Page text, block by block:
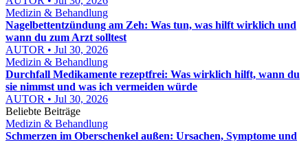
Medizin & Behandlung
Nagelbettentzündung am Zeh: Was tun, was hilft wirklich und
wann du zum Arzt solltest
AUTOR • Jul 30, 2026
Medizin & Behandlung
Durchfall Medikamente rezeptfrei: Was wirklich hilft, wann du
sie nimmst und was ich vermeiden würde
AUTOR • Jul 30, 2026
Beliebte Beiträge
Medizin & Behandlung
Schmerzen im Oberschenkel außen: Ursachen, Symptome und